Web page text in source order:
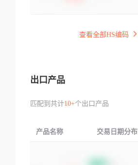
查看全部HS编码
出口产品
匹配到共计10+个出口产品
产品名称 交易日期分布